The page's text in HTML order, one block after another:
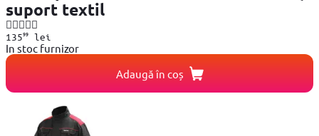
suport textil
13599lei
In stoc furnizor
Adaugă în coș